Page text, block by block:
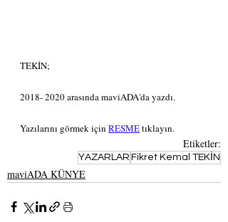
TEKİN;
2018- 2020 arasında maviADA'da yazdı.
Yazılarını görmek için RESME tıklayın.
Etiketler:
YAZARLAR Fikret Kemal TEKİN
maviADA KÜNYE